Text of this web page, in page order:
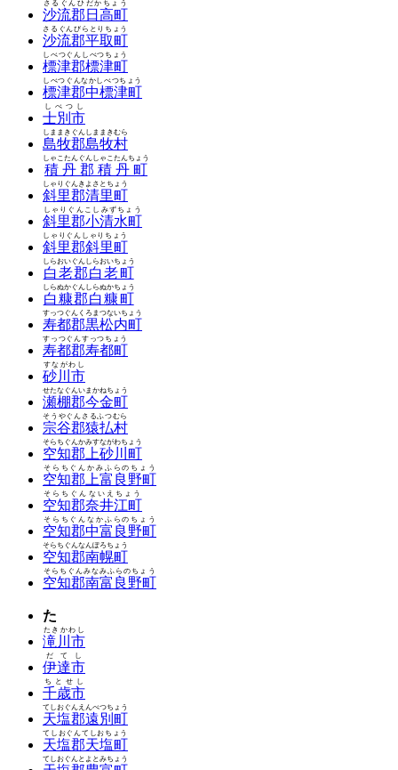
沙流郡日高町
さるぐんひだかちょう
沙流郡平取町
さるぐんびらとりちょう
標津郡標津町
しべつぐんしべつちょう
標津郡中標津町
しべつぐんなかしべつちょう
士別市
しべつし
島牧郡島牧村
しままきぐんしままきむら
積丹郡積丹町
しゃこたんぐんしゃこたんちょう
斜里郡清里町
しゃりぐんきよさとちょう
斜里郡小清水町
しゃりぐんこしみずちょう
斜里郡斜里町
しゃりぐんしゃりちょう
白老郡白老町
しらおいぐんしらおいちょう
白糠郡白糠町
しらぬかぐんしらぬかちょう
寿都郡黒松内町
すっつぐんくろまつないちょう
寿都郡寿都町
すっつぐんすっつちょう
砂川市
すながわし
瀬棚郡今金町
せたなぐんいまかねちょう
宗谷郡猿払村
そうやぐんさるふつむら
空知郡上砂川町
そらちぐんかみすながわちょう
空知郡上富良野町
そらちぐんかみふらのちょう
空知郡奈井江町
そらちぐんないえちょう
空知郡中富良野町
そらちぐんなかふらのちょう
空知郡南幌町
そらちぐんなんぽろちょう
空知郡南富良野町
そらちぐんみなみふらのちょう
た
滝川市
たきかわし
伊達市
だてし
千歳市
ちとせし
天塩郡遠別町
てしおぐんえんべつちょう
天塩郡天塩町
てしおぐんてしおちょう
てしおぐんとよとみちょう